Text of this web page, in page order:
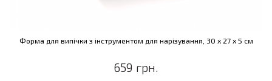
Форма для випічки з інструментом для нарізування, 30 х 27 х 5 см
659 грн.